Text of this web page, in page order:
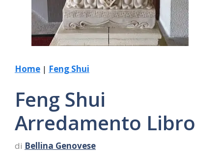
Home | Feng Shui
Feng Shui
Arredamento Libro
di Bellina Genovese